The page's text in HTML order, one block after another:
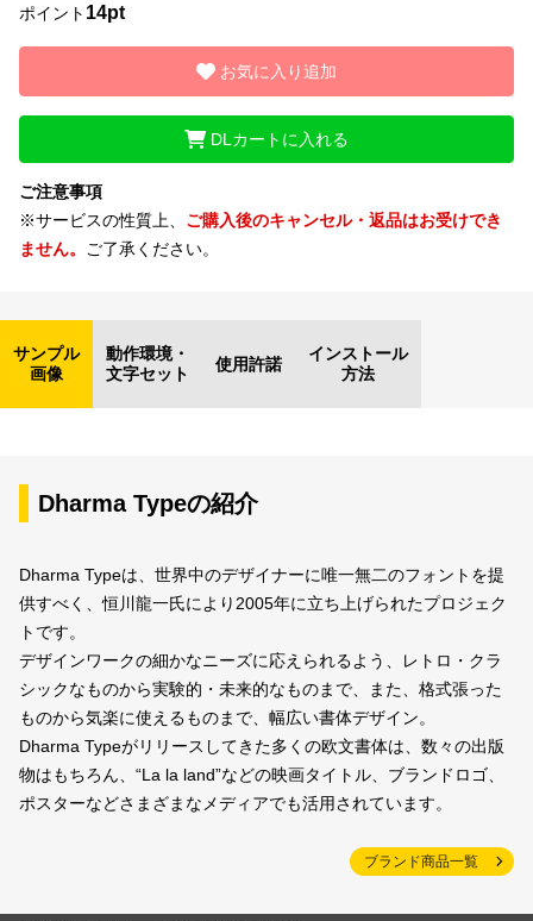
ポイント 14pt
お気に入り追加
DLカートに入れる
ご注意事項
※サービスの性質上、 ご購入後のキャンセル・返品はお受けでき
ません。 ご了承ください。
サンプル
画像
動作環境・
文字セット
使用許諾
インストール
方法
Dharma Typeの紹介
Dharma Typeは、世界中のデザイナーに唯一無二のフォントを提
供すべく、恒川龍一氏により2005年に立ち上げられたプロジェク
トです。
デザインワークの細かなニーズに応えられるよう、レトロ・クラ
シックなものから実験的・未来的なものまで、また、格式張った
ものから気楽に使えるものまで、幅広い書体デザイン。
Dharma Typeがリリースしてきた多くの欧文書体は、数々の出版
物はもちろん、“La la land”などの映画タイトル、ブランドロゴ、
ポスターなどさまざまなメディアでも活用されています。
ブランド商品一覧